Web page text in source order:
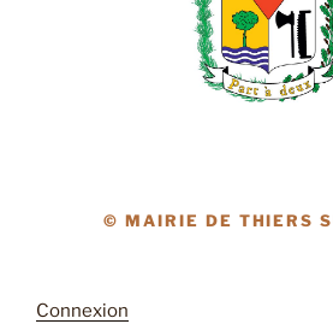
© MAIRIE DE THIERS
Connexion